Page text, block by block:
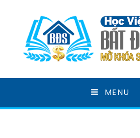
HỌC VIỆN
SẢN
MENU